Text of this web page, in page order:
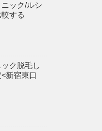
ック/ルシ
する
ク脱毛し
新宿東口